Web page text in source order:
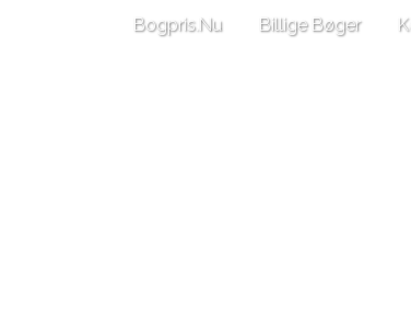
Bogpris.Nu Billige Bøger